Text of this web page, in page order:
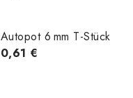
Autopot 6 mm T-Stück
0,61 €